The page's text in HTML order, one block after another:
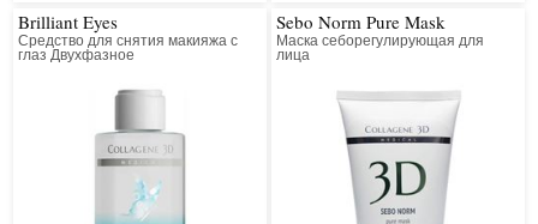
Brilliant Eyes
Средство для снятия макияжа с
глаз Двухфазное
Sebo Norm Pure Mask
Маска себорегулирующая для
лица